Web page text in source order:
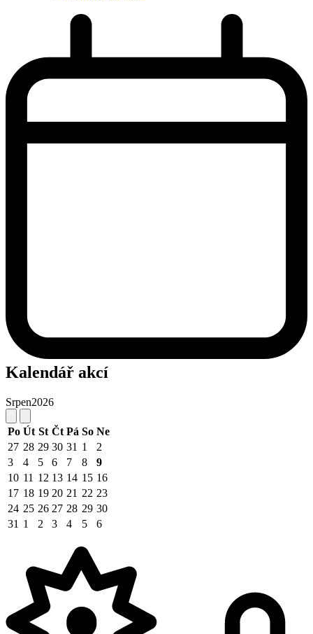
Kalendář akcí
Srpen2026
Po Út St Čt Pá So Ne
27 28 29 30 31 1
2
3
4 5 6 7 8
9
10 11 12 13 14 15 16
17 18 19 20 21 22 23
24 25 26 27 28 29 30
31 1 2 3 4 5 6